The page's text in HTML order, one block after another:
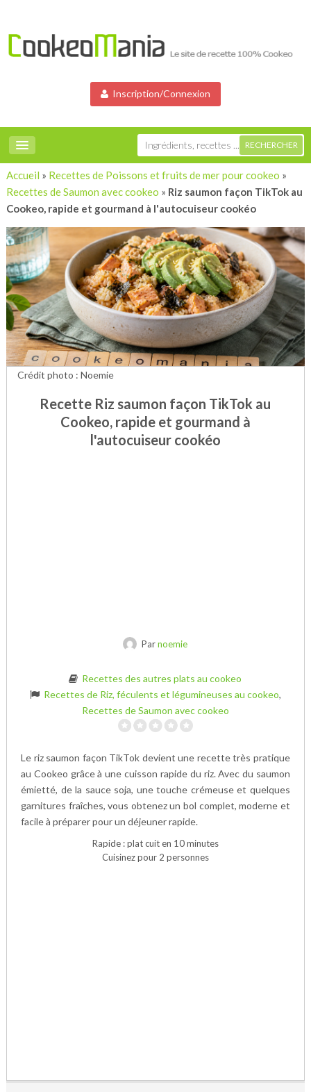
Inscription/Connexion
Accueil » Recettes de Poissons et fruits de mer pour cookeo »
Recettes de Saumon avec cookeo » Riz saumon façon TikTok au
Cookeo, rapide et gourmand à l'autocuiseur cookéo
Recette Riz saumon façon TikTok au
Cookeo, rapide et gourmand à
l'autocuiseur cookéo
Parnoemie
Recettes des autres plats au cookeo
Recettes de Riz, féculents et légumineuses au cookeo,
Recettes de Saumon avec cookeo
Le riz saumon façon TikTok devient une recette très pratique
au Cookeo grâce à une cuisson rapide du riz. Avec du saumon
émietté, de la sauce soja, une touche crémeuse et quelques
garnitures fraîches, vous obtenez un bol complet, moderne et
facile à préparer pour un déjeuner rapide.
Rapide : plat cuit en 10 minutes
Cuisinez pour 2 personnes
Crédit photo : Noemie